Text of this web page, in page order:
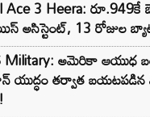
Ace 3 Heera: రూ.949కే
అసిస్టెంట్, 13 రోజుల
Military: అమెరికా ఆయుధ
యుద్ధం తర్వాత